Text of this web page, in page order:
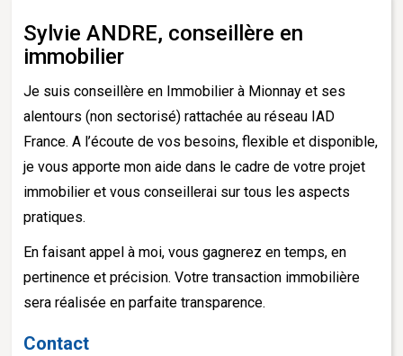
Sylvie ANDRE, conseillère en
immobilier
Je suis conseillère en Immobilier à Mionnay et ses
alentours (non sectorisé) rattachée au réseau IAD
France. A l’écoute de vos besoins, flexible et disponible,
je vous apporte mon aide dans le cadre de votre projet
immobilier et vous conseillerai sur tous les aspects
pratiques.
En faisant appel à moi, vous gagnerez en temps, en
pertinence et précision. Votre transaction immobilière
sera réalisée en parfaite transparence.
Contact